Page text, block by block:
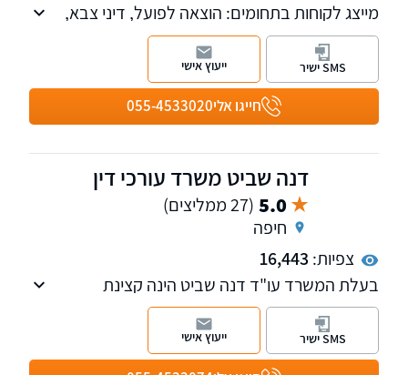
מייצג לקוחות בתחומים: הוצאה לפועל, דיני צבא,
תביעות נגד משרד הביטחון לרבות נפגעי חרדה
(P.T.S.Dׂ) ונזקי גוף. כמו כן, למשרד מחלקה
העוסקת בפלילי ותעבורה. שלוחות בתל אביב,
אשקלון וירושלים. חייגו אלי055-4533020
SMS ישיר ייעוץ אישי
דנה שביט משרד עורכי דין
5.0 (27 ממליצים)
חיפה
צפיות: 16,443
בעלת המשרד עו"ד דנה שביט הינה קצינת
משטרה ותובעת פלילית שפרשה ממשטרת ישראל
לאחר שנים רבות בתפקיד. המשרד נחשב לאחד
המובילים בתחום הפלילי והתעבורתי.
SMS ישיר ייעוץ אישי